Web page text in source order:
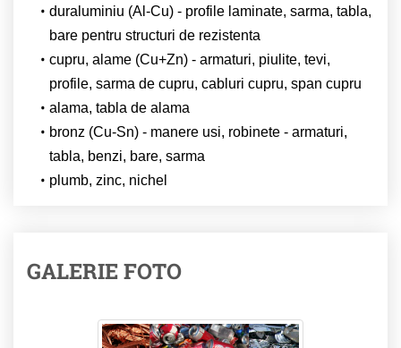
duraluminiu (Al-Cu) - profile laminate, sarma, tabla,
bare pentru structuri de rezistenta
cupru, alame (Cu+Zn) - armaturi, piulite, tevi,
profile, sarma de cupru, cabluri cupru, span cupru
alama, tabla de alama
bronz (Cu-Sn) - manere usi, robinete - armaturi,
tabla, benzi, bare, sarma
plumb, zinc, nichel
GALERIE FOTO